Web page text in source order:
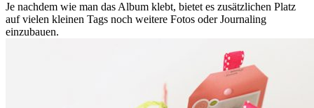
Je nachdem wie man das Album klebt, bietet es zusätzlichen Platz
auf vielen kleinen Tags noch weitere Fotos oder Journaling
einzubauen.